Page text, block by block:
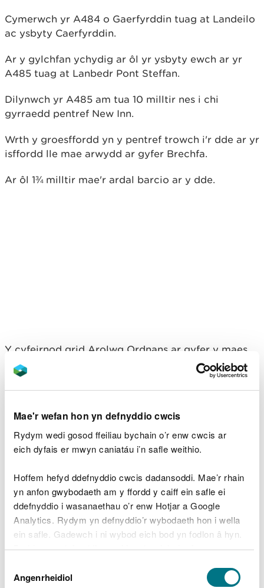
Mae'r wefan hon yn defnyddio cwcis
Rydym wedi gosod ffeiliau bychain o’r enw cwcis ar
eich dyfais er mwyn caniatáu i’n safle weithio.
Hoffem hefyd ddefnyddio cwcis dadansoddi. Mae’r rhain
yn anfon gwybodaeth am y ffordd y caiff ein safle ei
ddefnyddio i wasanaethau o’r enw Hotjar a Google
Analytics. Rydym yn defnyddio’r wybodaeth hon i wella
ein safle. Gadewch i ni wybod eich bod yn fodlon â hyn.
Byddwn yn defnyddio cwci i gadw eich dewis.
Gellirdarllen mwy am ein cwcis cyn i chi ddewis.
Caniatâd
Angenrheidiol
Cymerwch yr A484 o Gaerfyrddin tuag at Landeilo
ac ysbyty Caerfyrddin.
Ar y gylchfan ychydig ar ôl yr ysbyty ewch ar yr
A485 tuag at Lanbedr Pont Steffan.
Dilynwch yr A485 am tua 10 milltir nes i chi
gyrraedd pentref New Inn.
Wrth y groesffordd yn y pentref trowch i'r dde ar yr
isffordd lle mae arwydd ar gyfer Brechfa.
Ar ôl 1¾ milltir mae'r ardal barcio ar y dde.
Y cyfeirnod grid Arolwg Ordnans ar gyfer y maes
parcio yw SN 495 354 (Explorer Map 186).
Y cod post yw SA39 9EJ.Sylwer bod y cod post
chi yn uniongyrchol i’r fynedfa.
Edrychwch ar y lle hwn ar wefan What3Words.
Cludiant cyhoeddus
Y prif orsaf reilffordd agosaf yw Caerfyrddin.
Er mwyn cael manylion ynghylch cludiant
cyhoeddus, ewch i wefan Traveline Cymru.